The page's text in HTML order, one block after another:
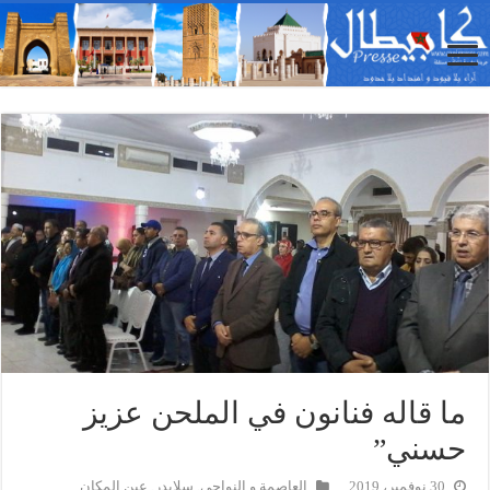
ما قاله فنانون في الملحن عزيز
حسني”